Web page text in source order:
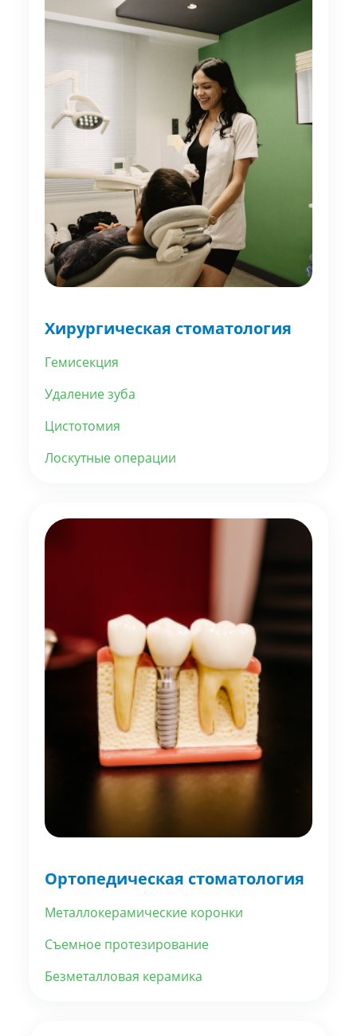
Хирургическая стоматология
Гемисекция
Удаление зуба
Цистотомия
Лоскутные операции
Ортопедическая стоматология
Металлокерамические коронки
Съемное протезирование
Безметалловая керамика